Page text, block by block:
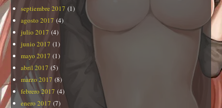
septiembre 2017 (1)
agosto 2017 (4)
julio 2017 (4)
junio 2017 (1)
mayo 2017 (1)
abril 2017 (5)
marzo 2017 (8)
febrero 2017 (4)
enero 2017 (7)